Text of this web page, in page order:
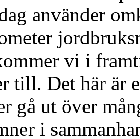
använder
vi i
till. Det här är
gå ut över
i